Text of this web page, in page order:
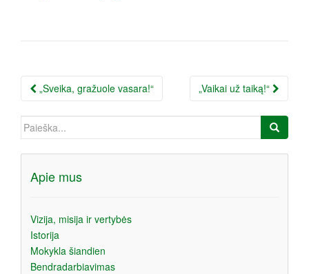
Įrašo
„Sveika, gražuole vasara!“ „Vaikai už taiką!“
Ieškoti:
Apie mus
Vizija, misija ir vertybės
Istorija
Mokykla šiandien
Bendradarbiavimas